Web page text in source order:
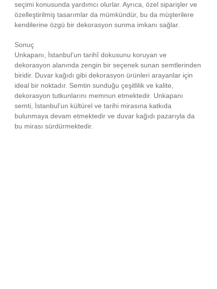
seçimi konusunda yardımcı olurlar. Ayrıca, özel siparişler ve
özelleştirilmiş tasarımlar da mümkündür, bu da müşterilere
kendilerine özgü bir dekorasyon sunma imkanı sağlar.
Sonuç
Unkapanı, İstanbul’un tarihî dokusunu koruyan ve
dekorasyon alanında zengin bir seçenek sunan semtlerinden
biridir. Duvar kağıdı gibi dekorasyon ürünleri arayanlar için
ideal bir noktadır. Semtin sunduğu çeşitlilik ve kalite,
dekorasyon tutkunlarını memnun etmektedir. Unkapanı
semti, İstanbul’un kültürel ve tarihi mirasına katkıda
bulunmaya devam etmektedir ve duvar kağıdı pazarıyla da
bu mirası sürdürmektedir.